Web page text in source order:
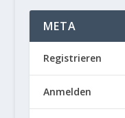
META
Registrieren
Anmelden